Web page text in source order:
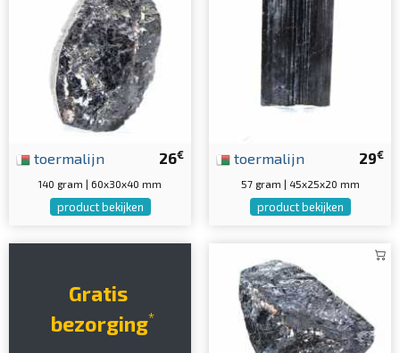
26€
toermalijn
140 gram | 60x30x40 mm
product bekijken
29€
toermalijn
57 gram | 45x25x20 mm
product bekijken
Gratis
bezorging*